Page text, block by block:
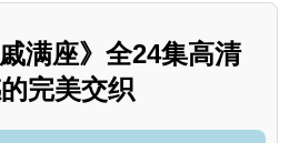
满座》全24集高清
完美交织